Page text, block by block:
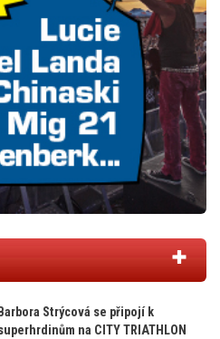
Barbora Strýcová se připojí k
na CITY TRIATHLON